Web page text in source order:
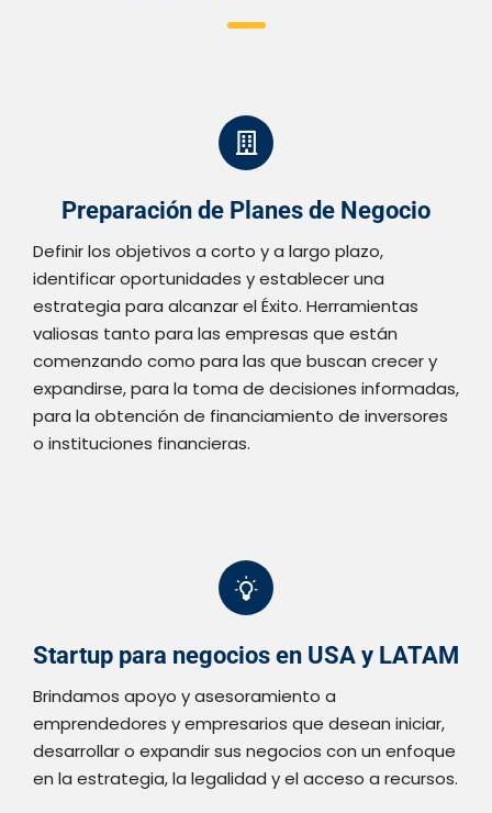
Preparación de Planes de Negocio
Definir los objetivos a corto y a largo plazo,
identificar oportunidades y establecer una
estrategia para alcanzar el Éxito. Herramientas
valiosas tanto para las empresas que están
comenzando como para las que buscan crecer y
expandirse, para la toma de decisiones informadas,
para la obtención de financiamiento de inversores
o instituciones financieras.
Startup para negocios en USA y LATAM
Brindamos apoyo y asesoramiento a
emprendedores y empresarios que desean iniciar,
desarrollar o expandir sus negocios con un enfoque
en la estrategia, la legalidad y el acceso a recursos.